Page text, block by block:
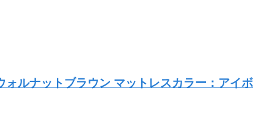
ルナットブラウン マットレスカラー：アイボ